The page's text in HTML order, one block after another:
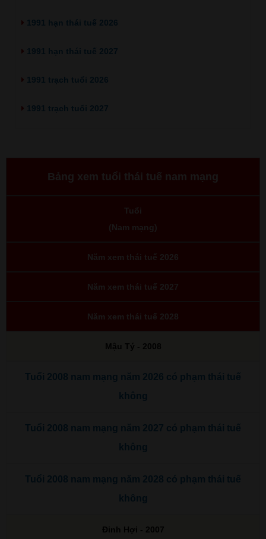
1991 hạn thái tuế 2026
1991 hạn thái tuế 2027
1991 trạch tuổi 2026
1991 trạch tuổi 2027
Bảng xem tuổi thái tuế nam mạng
Tuổi
(Nam mạng)
Năm xem thái tuế 2026
Năm xem thái tuế 2027
Năm xem thái tuế 2028
Mậu Tý - 2008
Tuổi 2008 nam mạng năm 2026 có phạm thái tuế
không
Tuổi 2008 nam mạng năm 2027 có phạm thái tuế
không
Tuổi 2008 nam mạng năm 2028 có phạm thái tuế
không
Đinh Hợi - 2007